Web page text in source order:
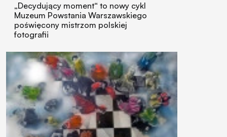
„Decydujący moment“ to nowy cykl
Muzeum Powstania Warszawskiego
poświęcony mistrzom polskiej
fotografii